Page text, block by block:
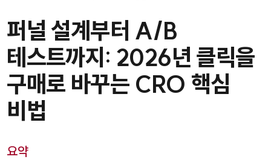
퍼널 설계부터 A/B
테스트까지: 2026년 클릭을
구매로 바꾸는 CRO 핵심
비법
요약